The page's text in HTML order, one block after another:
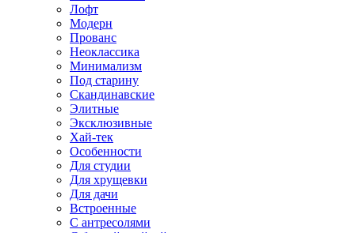
Лофт
Модерн
Прованс
Неоклассика
Минимализм
Под старину
Скандинавские
Элитные
Эксклюзивные
Хай-тек
Особенности
Для студии
Для хрущевки
Для дачи
Встроенные
С антресолями